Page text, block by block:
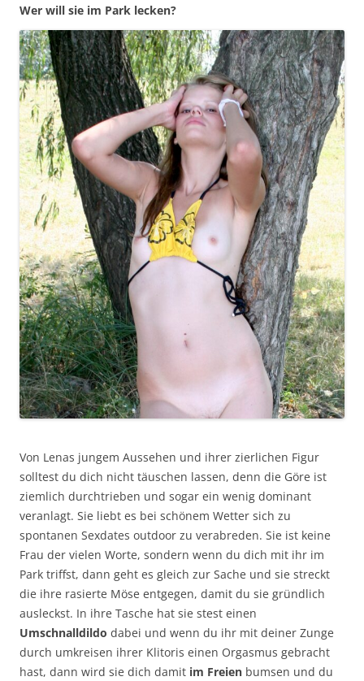
Wer will sie im Park lecken?
Von Lenas jungem Aussehen und ihrer zierlichen Figur
solltest du dich nicht täuschen lassen, denn die Göre ist
ziemlich durchtrieben und sogar ein wenig dominant
veranlagt. Sie liebt es bei schönem Wetter sich zu
spontanen Sexdates outdoor zu verabreden. Sie ist keine
Frau der vielen Worte, sondern wenn du dich mit ihr im
Park triffst, dann geht es gleich zur Sache und sie streckt
die ihre rasierte Möse entgegen, damit du sie gründlich
ausleckst. In ihre Tasche hat sie stest einen
Umschnalldildo dabei und wenn du ihr mit deiner Zunge
durch umkreisen ihrer Klitoris einen Orgasmus gebracht
hast, dann wird sie dich damit im Freien bumsen und du